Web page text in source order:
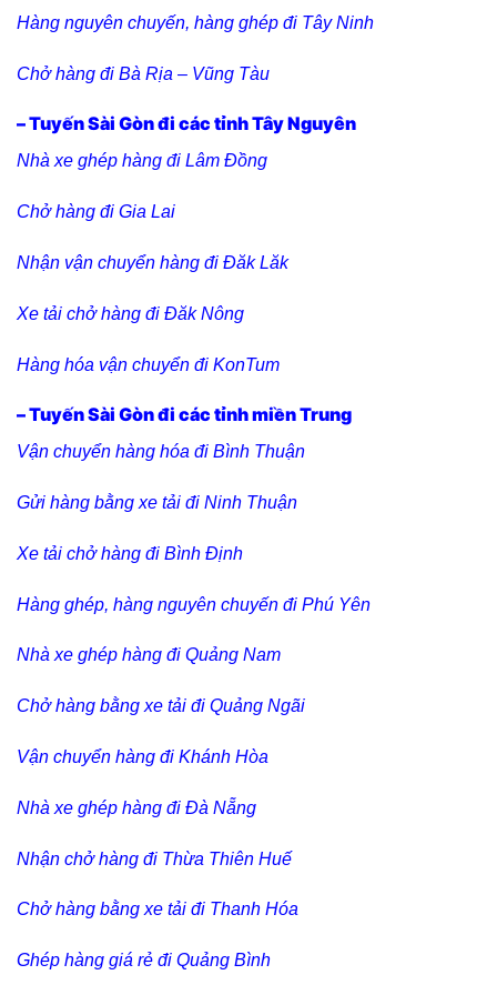
Hàng nguyên chuyến, hàng ghép đi Tây Ninh
Chở hàng đi Bà Rịa – Vũng Tàu
– Tuyến Sài Gòn đi các tỉnh Tây Nguyên
Nhà xe ghép hàng đi Lâm Đồng
Chở hàng đi Gia Lai
Nhận vận chuyển hàng đi Đăk Lăk
Xe tải chở hàng đi Đăk Nông
Hàng hóa vận chuyển đi KonTum
– Tuyến Sài Gòn đi các tỉnh miền Trung
Vận chuyển hàng hóa đi Bình Thuận
Gửi hàng bằng xe tải đi Ninh Thuận
Xe tải chở hàng đi Bình Định
Hàng ghép, hàng nguyên chuyến đi Phú Yên
Nhà xe ghép hàng đi Quảng Nam
Chở hàng bằng xe tải đi Quảng Ngãi
Vận chuyển hàng đi Khánh Hòa
Nhà xe ghép hàng đi Đà Nẵng
Nhận chở hàng đi Thừa Thiên Huế
Chở hàng bằng xe tải đi Thanh Hóa
Ghép hàng giá rẻ đi Quảng Bình